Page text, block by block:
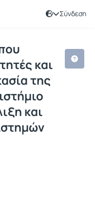
Σύνδεση
που
και
της
και